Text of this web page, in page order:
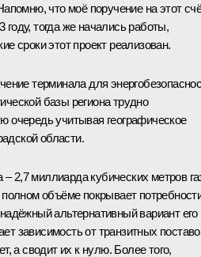
что моё поручение на этот
тогда же начались работы,
сроки этот проект реализован.
терминала для
базы региона трудно
очередь учитывая географическое
области.
2,7 миллиарда кубических метров
полном объёме покрывает
надёжный альтернативный вариант его
зависимость от транзитных
а сводит их к нулю. Более того,